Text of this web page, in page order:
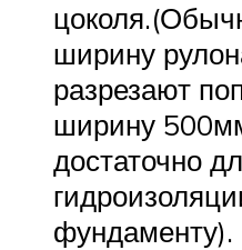
ширину
разрезают
ширину
достаточно
фундаменту).